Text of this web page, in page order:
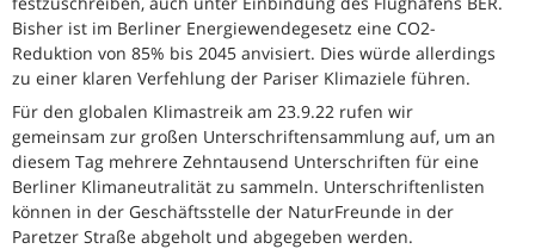
Bisher ist im Berliner Energiewendegesetz eine CO2-
Reduktion von 85% bis 2045 anvisiert. Dies würde allerdings
zu einer klaren Verfehlung der Pariser Klimaziele führen.
Für den globalen Klimastreik am 23.9.22 rufen wir
gemeinsam zur großen Unterschriftensammlung auf, um an
diesem Tag mehrere Zehntausend Unterschriften für eine
Berliner Klimaneutralität zu sammeln. Unterschriftenlisten
können in der Geschäftsstelle der NaturFreunde in der
Paretzer Straße abgeholt und abgegeben werden.